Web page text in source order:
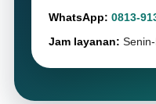
WhatsApp: 0813-
Jam layanan: